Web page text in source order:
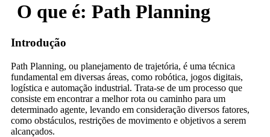
O que é: Path Planning
Introdução
Path Planning, ou planejamento de trajetória, é uma técnica
fundamental em diversas áreas, como robótica, jogos digitais,
logística e automação industrial. Trata-se de um processo que
consiste em encontrar a melhor rota ou caminho para um
determinado agente, levando em consideração diversos fatores,
como obstáculos, restrições de movimento e objetivos a serem
alcançados.